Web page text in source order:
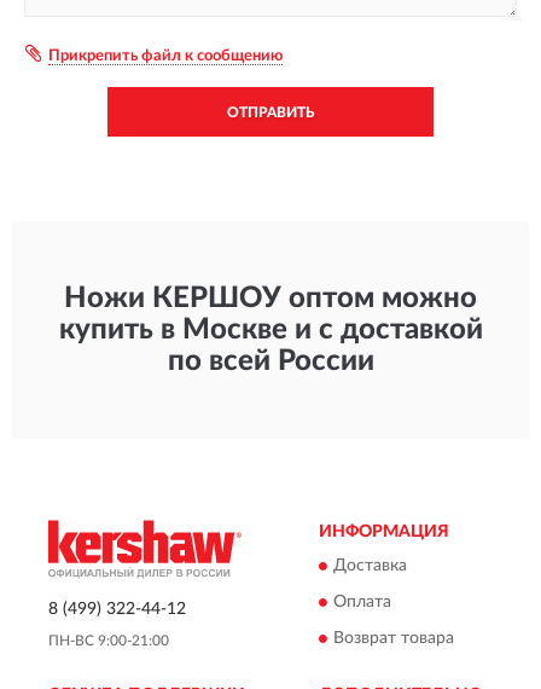
Прикрепить файл к сообщению
ОТПРАВИТЬ
Ножи КЕРШОУ оптом можно
купить в Москве и с доставкой
по всей России
8 (499) 322-44-12
ПН-ВС 9:00-21:00
ИНФОРМАЦИЯ
Доставка
Оплата
Возврат товара